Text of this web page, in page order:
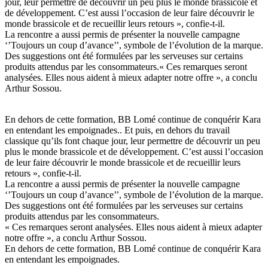
de développement. C’est aussi l’occasion de leur faire découvrir le
monde brassicole et de recueillir leurs retours », confie-t-il.
La rencontre a aussi permis de présenter la nouvelle campagne
‘’Toujours un coup d’avance’’, symbole de l’évolution de la marque.
Des suggestions ont été formulées par les serveuses sur certains
produits attendus par les consommateurs.« Ces remarques seront
analysées. Elles nous aident à mieux adapter notre offre », a conclu
Arthur Sossou.
En dehors de cette formation, BB Lomé continue de conquérir Kara
en entendant les empoignades.. Et puis, en dehors du travail
classique qu’ils font chaque jour, leur permettre de découvrir un peu
plus le monde brassicole et de développement. C’est aussi l’occasion
de leur faire découvrir le monde brassicole et de recueillir leurs
retours », confie-t-il.
La rencontre a aussi permis de présenter la nouvelle campagne
‘’Toujours un coup d’avance’’, symbole de l’évolution de la marque.
Des suggestions ont été formulées par les serveuses sur certains
produits attendus par les consommateurs.
« Ces remarques seront analysées. Elles nous aident à mieux adapter
notre offre », a conclu Arthur Sossou.
En dehors de cette formation, BB Lomé continue de conquérir Kara
en entendant les empoignades.